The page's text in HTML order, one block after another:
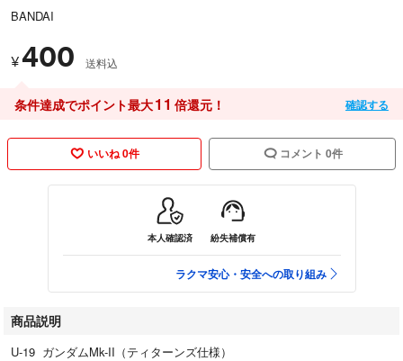
BANDAI
¥400 送料込
条件達成でポイント最大11 倍還元！ 確認する
いいね 0件 コメント 0件
本人確認済 紛失補償有
ラクマ安心・安全への取り組み
商品説明
U-19 ガンダムMk-II（ティターンズ仕様）